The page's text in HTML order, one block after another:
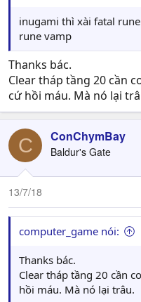
inugami thì xài fatal
rune vamp
Thanks bác.
Clear tháp tầng 20 cần
cứ hồi máu. Mà nó lại
C ConChymBay
Baldur's Gate
13/7/18
computer_game nói:
Thanks bác.
Clear tháp tầng 20 cần
hồi máu. Mà nó lại trâu.